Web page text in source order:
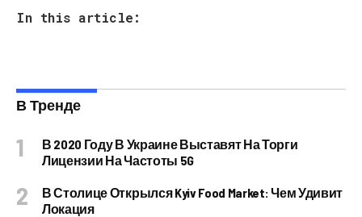
In this article:
В Тренде
В 2020 Году В Украине Выставят На Торги
Лицензии На Частоты 5G
В Столице Открылся Kyiv Food Market: Чем Удивит
Локация